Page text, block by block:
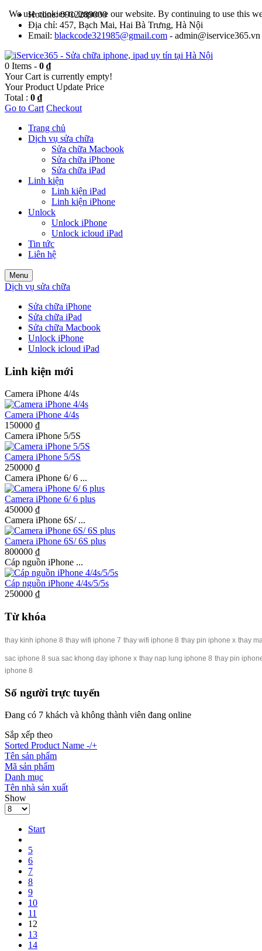
Hotline: 0912289000
Địa chỉ: 457, Bạch Mai, Hai Bà Trưng, Hà Nội
Email: blackcode321985@gmail.com - admin@iservice365.vn
0 Items - 0 ₫
Your Cart is currently empty!
Your Product Update Price
Total : 0 ₫
Go to Cart Checkout
Trang chủ
Dịch vụ sửa chữa
Sửa chữa Macbook
Sửa chữa iPhone
Sửa chữa iPad
Linh kiện
Linh kiện iPad
Linh kiện iPhone
Unlock
Unlock iPhone
Unlock icloud iPad
Tin tức
Liên hệ
Menu
Dịch vụ sửa chữa
Sửa chữa iPhone
Sửa chữa iPad
Sửa chữa Macbook
Unlock iPhone
Unlock icloud iPad
Linh kiện mới
Camera iPhone 4/4s
Camera iPhone 4/4s
150000 ₫
Camera iPhone 5/5S
Camera iPhone 5/5S
250000 ₫
Camera iPhone 6/ 6 ...
Camera iPhone 6/ 6 plus
450000 ₫
Camera iPhone 6S/ ...
Camera iPhone 6S/ 6S plus
800000 ₫
Cáp nguồn iPhone ...
Cáp nguồn iPhone 4/4s/5/5s
250000 ₫
Từ khóa
thay kinh iphone 8 thay wifi iphone 7 thay wifi iphone 8 thay pin iphone x thay
sac iphone 8 sua sac khong day iphone x thay nap lung iphone 8 thay pin
iphone 8
Số người trực tuyến
Đang có 7 khách và không thành viên đang online
Sắp xếp theo
Sorted Product Name -/+
Tên sản phẩm
Mã sản phẩm
Danh mục
Tên nhà sản xuất
Show
Start
5
6
7
8
9
10
11
12
13
14
We use cookies to improve our website. By continuing to use this